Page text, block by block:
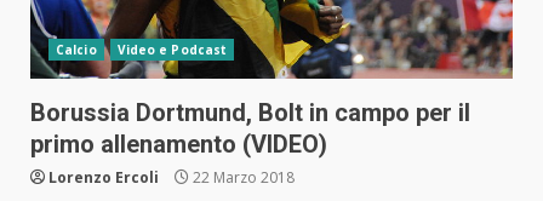
Calcio Video e Podcast
Borussia Dortmund, Bolt in campo per il
primo allenamento (VIDEO)
Lorenzo Ercoli 22 Marzo 2018